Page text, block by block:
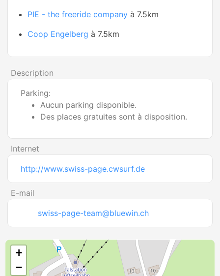
PIE - the freeride company à 7.5km
Coop Engelberg à 7.5km
Description
Parking:
Aucun parking disponible.
Des places gratuites sont à disposition.
Internet
http://www.swiss-page.cwsurf.de
E-mail
swiss-page-team@bluewin.ch
+
−